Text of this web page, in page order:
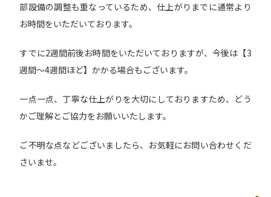
部設備の調整も重なっているため、仕上がりまでに通常より
お時間をいただいております。
すでに2週間前後お時間をいただいておりますが、今後は【3
週間〜4週間ほど】かかる場合もございます。
一点一点、丁寧な仕上がりを大切にしておりますため、どう
かご理解とご協力をお願いいたします。
ご不明な点などございましたら、お気軽にお問い合わせくだ
さいませ。